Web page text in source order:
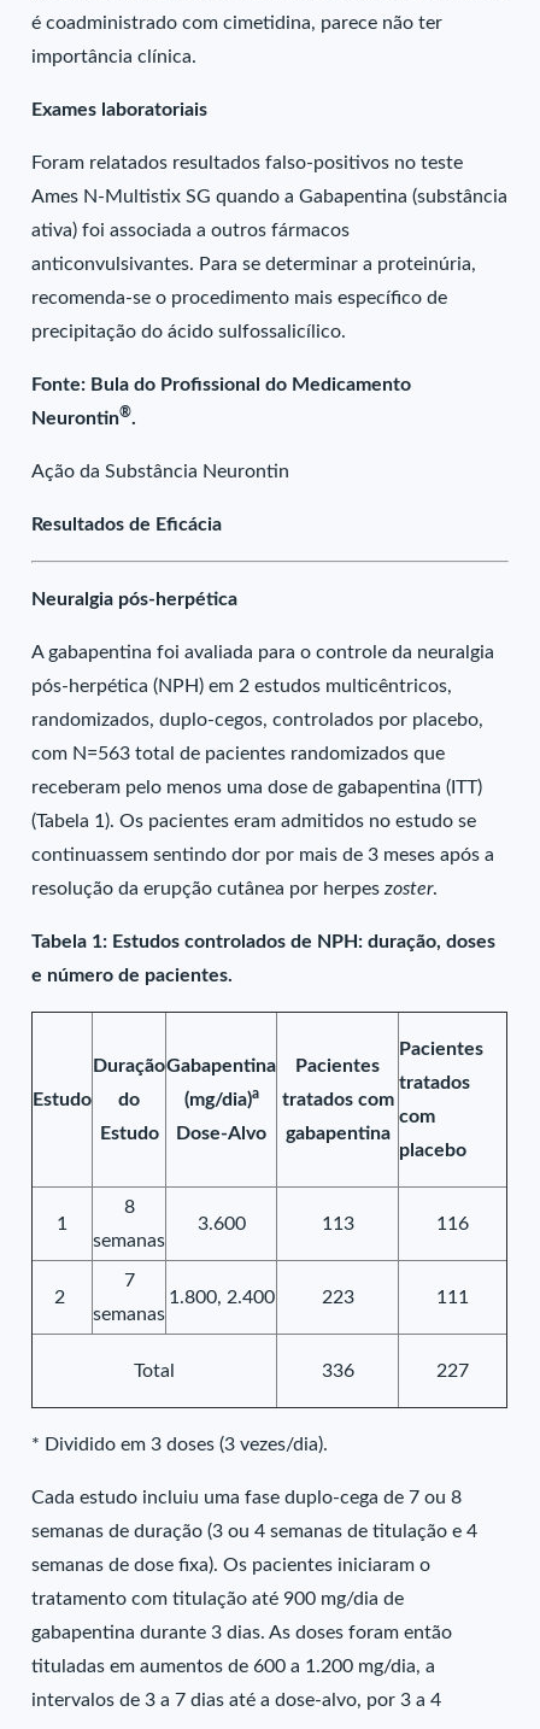
é coadministrado com cimetidina, parece não ter
importância clínica.
Exames laboratoriais
Foram relatados resultados falso-positivos no teste
Ames N-Multistix SG quando a Gabapentina (substância
ativa) foi associada a outros fármacos
anticonvulsivantes. Para se determinar a proteinúria,
recomenda-se o procedimento mais específico de
precipitação do ácido sulfossalicílico.
Fonte: Bula do Profissional do Medicamento
Neurontin®.
Ação da Substância Neurontin
Resultados de Eficácia
Neuralgia pós-herpética
A gabapentina foi avaliada para o controle da neuralgia
pós-herpética (NPH) em 2 estudos multicêntricos,
randomizados, duplo-cegos, controlados por placebo,
com N=563 total de pacientes randomizados que
receberam pelo menos uma dose de gabapentina (ITT)
(Tabela 1). Os pacientes eram admitidos no estudo se
continuassem sentindo dor por mais de 3 meses após a
resolução da erupção cutânea por herpeszoster.
Tabela 1: Estudos controlados de NPH: duração, doses
e número de pacientes.
Estudo
Duração
do
Estudo
Gabapentina
(mg/dia)a
Dose-Alvo
Pacientes
tratados com
gabapentina
Pacientes
tratados
com
placebo
1
8
semanas
3.600 113 116
2
7
semanas
1.800, 2.400 223 111
Total 336 227
* Dividido em 3 doses (3 vezes/dia).
Cada estudo incluiu uma fase duplo-cega de 7 ou 8
semanas de duração (3 ou 4 semanas de titulação e 4
semanas de dose fixa). Os pacientes iniciaram o
tratamento com titulação até 900 mg/dia de
gabapentina durante 3 dias. As doses foram então
tituladas em aumentos de 600 a 1.200 mg/dia, a
intervalos de 3 a 7 dias até a dose-alvo, por 3 a 4